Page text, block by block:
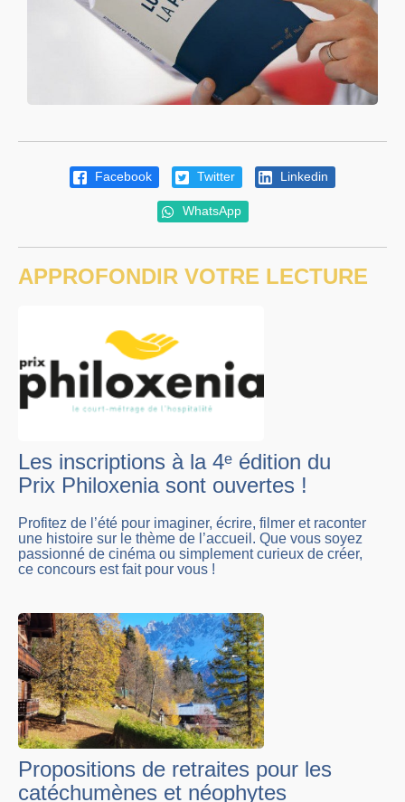
Facebook Twitter Linkedin
WhatsApp
APPROFONDIR VOTRE LECTURE
Les inscriptions à la 4ᵉ édition du
Prix Philoxenia sont ouvertes !
Profitez de l’été pour imaginer, écrire, filmer et raconter
une histoire sur le thème de l’accueil. Que vous soyez
passionné de cinéma ou simplement curieux de créer,
ce concours est fait pour vous !
Propositions de retraites pour les
catéchumènes et néophytes